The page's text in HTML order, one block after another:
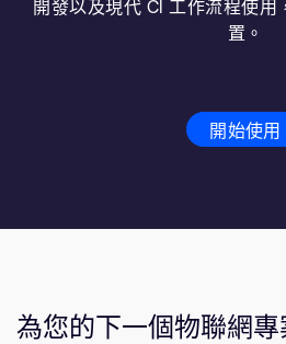
開發以及現代 CI 工作流程使用
置。
開始使用
為您的下一個物聯網